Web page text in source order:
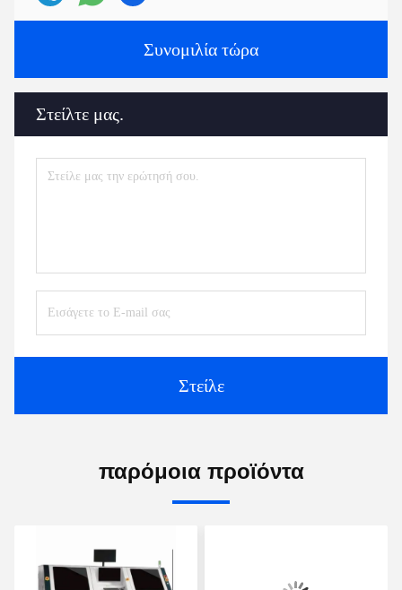
Συνομιλία τώρα
Στείλτε μας.
Στείλε
παρόμοια προϊόντα